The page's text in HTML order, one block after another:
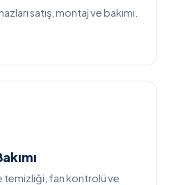
satış, montaj ve bakımı.
temizliği, fan kontrolü ve